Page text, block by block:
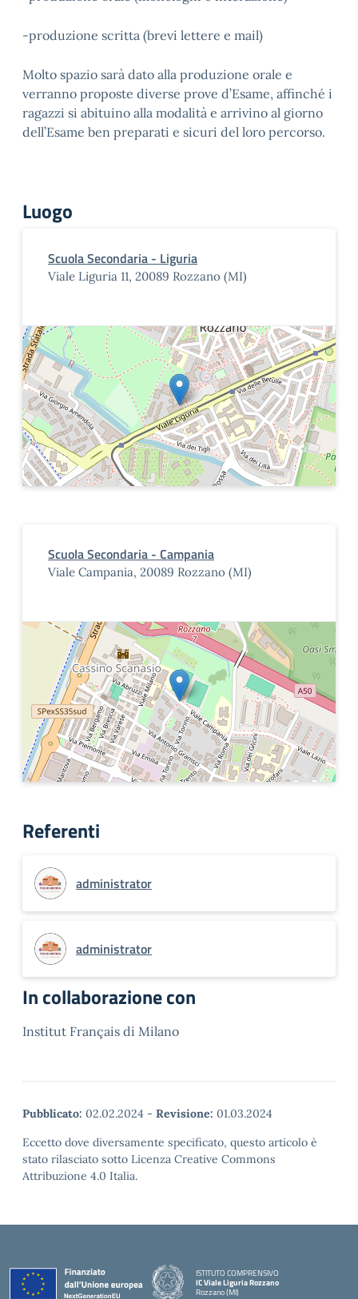
-produzione scritta (brevi lettere e mail)
Molto spazio sarà dato alla produzione orale e
verranno proposte diverse prove d’Esame, affinché i
ragazzi si abituino alla modalità e arrivino al giorno
dell’Esame ben preparati e sicuri del loro percorso.
Luogo
Scuola Secondaria - Liguria
Viale Liguria 11, 20089 Rozzano (MI)
Scuola Secondaria - Campania
Viale Campania, 20089 Rozzano (MI)
Referenti
administrator
administrator
In collaborazione con
Institut Français di Milano
Pubblicato: 02.02.2024 - Revisione: 01.03.2024
Eccetto dove diversamente specificato, questo articolo è
stato rilasciato sotto Licenza Creative Commons
Attribuzione 4.0 Italia.
ISTITUTO COMPRENSIVO
IC Viale Liguria Rozzano
Rozzano (MI)